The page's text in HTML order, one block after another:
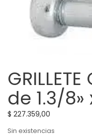
de 1.3/8»
$ 227.359,00
Sin existencias